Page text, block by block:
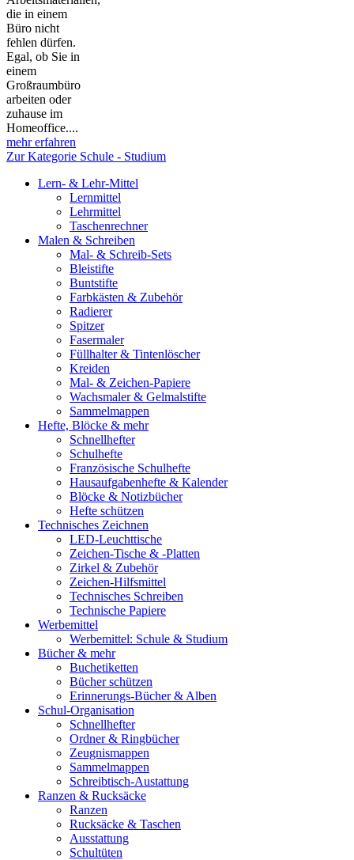
die in einem
Büro nicht
fehlen dürfen.
Egal, ob Sie in
einem
Großraumbüro
arbeiten oder
zuhause im
Homeoffice....
mehr erfahren
Zur Kategorie Schule - Studium
Lern- & Lehr-Mittel
Lernmittel
Lehrmittel
Taschenrechner
Malen & Schreiben
Mal- & Schreib-Sets
Bleistifte
Buntstifte
Farbkästen & Zubehör
Radierer
Spitzer
Fasermaler
Füllhalter & Tintenlöscher
Kreiden
Mal- & Zeichen-Papiere
Wachsmaler & Gelmalstifte
Sammelmappen
Hefte, Blöcke & mehr
Schnellhefter
Schulhefte
Französische Schulhefte
Hausaufgabenhefte & Kalender
Blöcke & Notizbücher
Hefte schützen
Technisches Zeichnen
LED-Leuchttische
Zeichen-Tische & -Platten
Zirkel & Zubehör
Zeichen-Hilfsmittel
Technisches Schreiben
Technische Papiere
Werbemittel
Werbemittel: Schule & Studium
Bücher & mehr
Buchetiketten
Bücher schützen
Erinnerungs-Bücher & Alben
Schul-Organisation
Schnellhefter
Ordner & Ringbücher
Zeugnismappen
Sammelmappen
Schreibtisch-Austattung
Ranzen & Rucksäcke
Ranzen
Rucksäcke & Taschen
Ausstattung
Schultüten